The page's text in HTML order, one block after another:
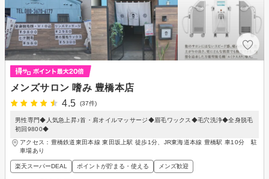
メンズサロン 嗜み 豊橋本店
4.5
(37件)
男性専門◆人気急上昇♪首・肩オイルマッサージ◆眉毛ワックス◆毛穴洗浄◆全身脱毛
初回9800◆
アクセス：豊橋鉄道東田本線 東田坂上駅 徒歩1分、JR東海道本線 豊橋駅 車10分 駐
車場あり
楽天スーパーDEAL ポイントが貯まる・使える メンズ歓迎